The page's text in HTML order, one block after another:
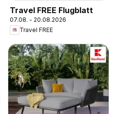
Travel FREE Flugblatt
07.08. - 20.08.2026
Travel FREE